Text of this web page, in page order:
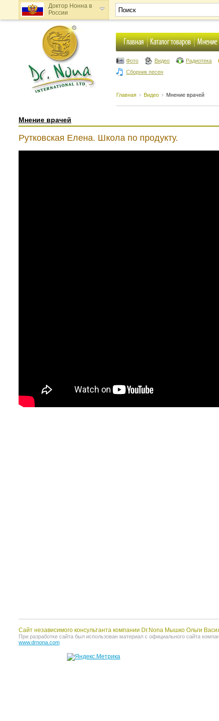
Доктор Нонна в
России
Доктор Нонна в
Украине
Фото Видео
Радиотека
Сборник песен
Главная Видео Мнение врачей
Мнение врачей
Рутковская Елена. Школа по продукту.
Сайт независимого консультанта компании Dr.Nona Мышко Ольги
При разработке сайта был использован материал с официального сайта
www.drnona.com